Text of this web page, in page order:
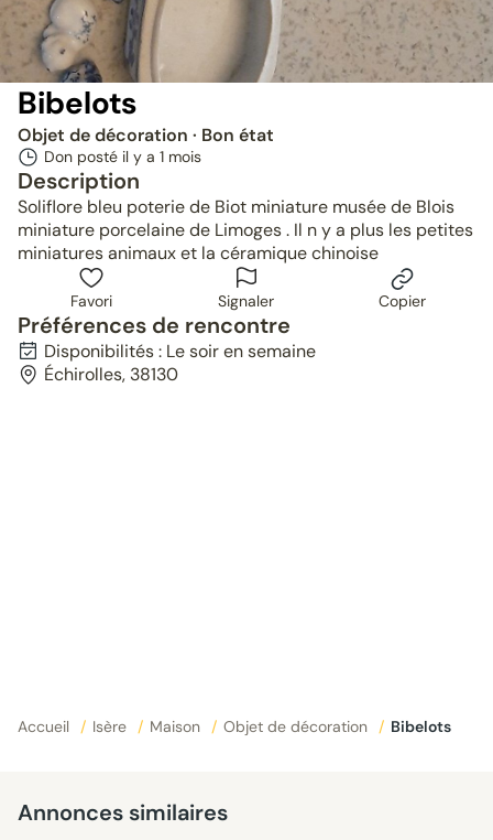
Bibelots
Objet de décoration · Bon état
Don posté il y a 1 mois
Description
Soliflore bleu poterie de Biot miniature musée de Blois
miniature porcelaine de Limoges . Il n y a plus les petites
miniatures animaux et la céramique chinoise
Favori Signaler Copier
Préférences de rencontre
Disponibilités : Le soir en semaine
Échirolles, 38130
Accueil / Isère / Maison / Objet de décoration / Bibelots
Annonces similaires